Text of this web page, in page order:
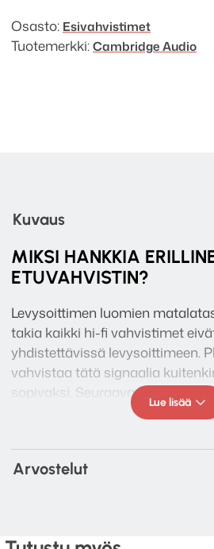
Osasto: Esivahvistimet
Tuotemerkki:Cambridge Audio
Kuvaus
MIKSI HANKKIA
ETUVAHVISTIN?
Levysoittimen luomien
takia kaikki hi-fi vahvistimet
yhdistettävissä levysoittimeen.
vahvistaa tätä signaalia
sopivaksi. Seuraava haaste on
kuinka päästä eroon kohinasta
Tämän takia Solo on
komponenttien ympärille, jotta
Lue lisää
Arvostelut